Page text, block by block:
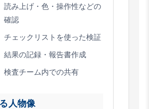
読み上げ・色・操作性などの
確認
チェックリストを使った検証
結果の記録・報告書作成
検査チーム内での共有
人物像